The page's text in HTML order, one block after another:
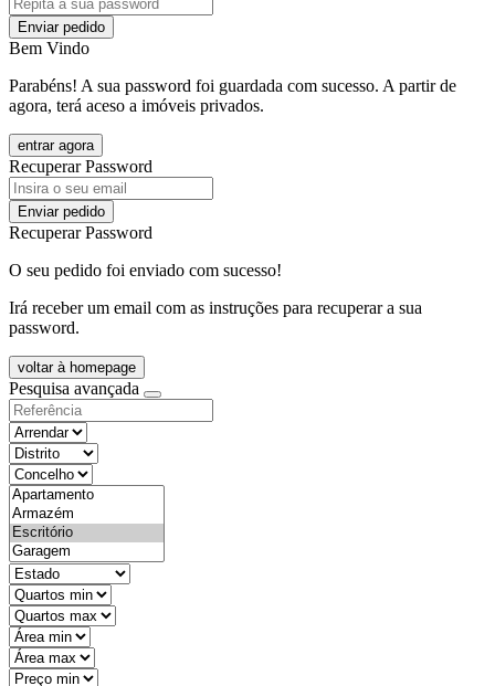
Enviar pedido
Bem Vindo
Parabéns! A sua password foi guardada com sucesso. A partir de
agora, terá aceso a imóveis privados.
entrar agora
Recuperar Password
Enviar pedido
Recuperar Password
O seu pedido foi enviado com sucesso!
Irá receber um email com as instruções para recuperar a sua
password.
voltar à homepage
Pesquisa avançada
objective
districtId
countyId
types
state
mintypo
maxtypo
minarea
maxarea
minprice